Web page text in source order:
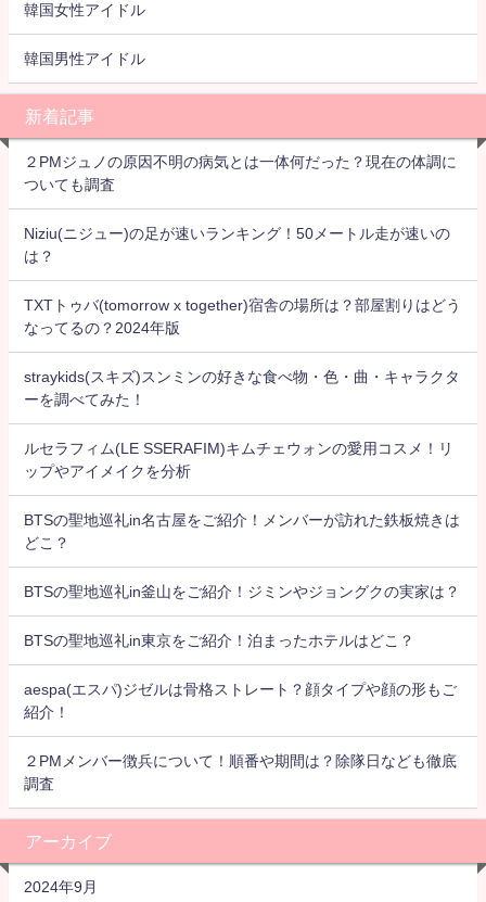
韓国女性アイドル
韓国男性アイドル
新着記事
２PMジュノの原因不明の病気とは一体何だった？現在の体調に
ついても調査
Niziu(ニジュー)の足が速いランキング！50メートル走が速いの
は？
TXTトゥバ(tomorrow x together)宿舎の場所は？部屋割りはどう
なってるの？2024年版
straykids(スキズ)スンミンの好きな食べ物・色・曲・キャラクタ
ーを調べてみた！
ルセラフィム(LE SSERAFIM)キムチェウォンの愛用コスメ！リ
ップやアイメイクを分析
BTSの聖地巡礼in名古屋をご紹介！メンバーが訪れた鉄板焼きは
どこ？
BTSの聖地巡礼in釜山をご紹介！ジミンやジョングクの実家は？
BTSの聖地巡礼in東京をご紹介！泊まったホテルはどこ？
aespa(エスパ)ジゼルは骨格ストレート？顔タイプや顔の形もご
紹介！
２PMメンバー徴兵について！順番や期間は？除隊日なども徹底
調査
アーカイブ
2024年9月